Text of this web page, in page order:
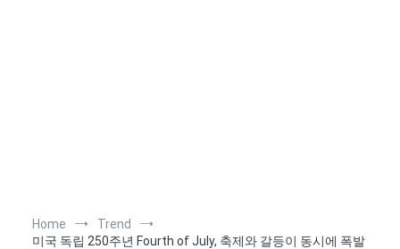
Home
Trend
미국 독립 250주년 Fourth of July, 축제와 갈등이 동시에 폭발